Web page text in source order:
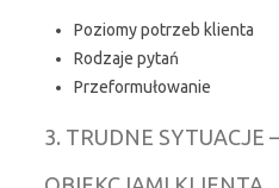
Poziomy potrzeb klienta
Rodzaje pytań
Przeformułowanie
3. TRUDNE SYTUACJE